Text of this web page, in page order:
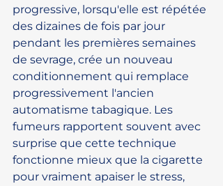
progressive, lorsqu'elle est répétée
des dizaines de fois par jour
pendant les premières semaines
de sevrage, crée un nouveau
conditionnement qui remplace
progressivement l'ancien
automatisme tabagique. Les
fumeurs rapportent souvent avec
surprise que cette technique
fonctionne mieux que la cigarette
pour vraiment apaiser le stress,